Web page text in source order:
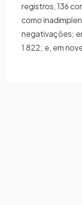
registros, 136
como
negativações;
1 822; e, em